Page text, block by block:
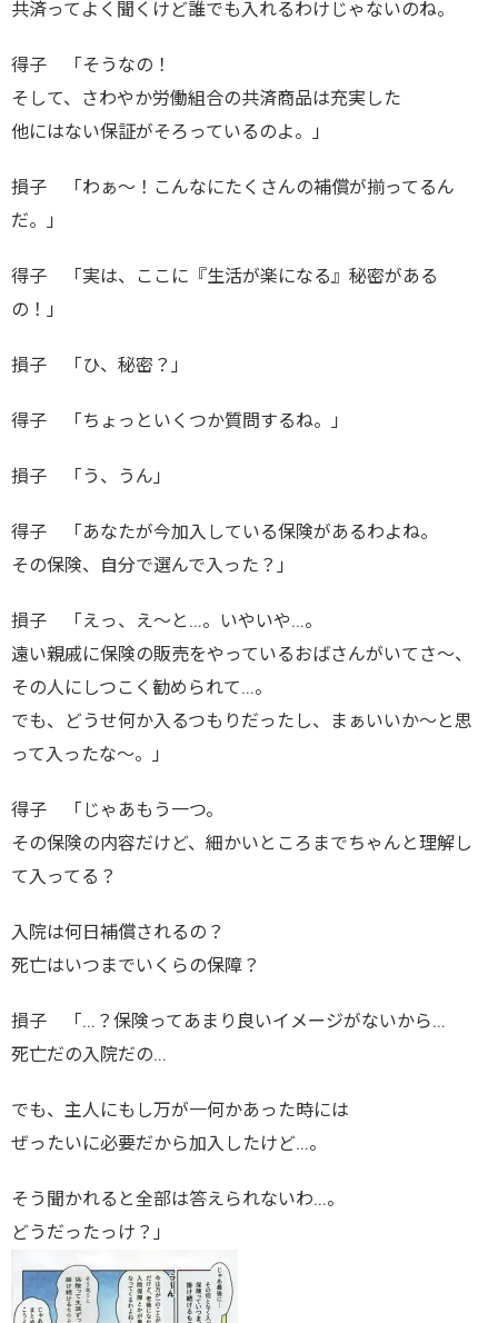
共済ってよく聞くけど誰でも入れるわけじゃないのね。
得子 「そうなの！
そして、さわやか労働組合の共済商品は充実した
他にはない保証がそろっているのよ。」
損子 「わぁ～！こんなにたくさんの補償が揃ってるん
だ。」
得子 「実は、ここに『生活が楽になる』秘密がある
の！」
損子 「ひ、秘密？」
得子 「ちょっといくつか質問するね。」
損子 「う、うん」
得子 「あなたが今加入している保険があるわよね。
その保険、自分で選んで入った？」
損子 「えっ、え～と…。いやいや…。
遠い親戚に保険の販売をやっているおばさんがいてさ～、
その人にしつこく勧められて…。
でも、どうせ何か入るつもりだったし、まぁいいか～と思
って入ったな～。」
得子 「じゃあもう一つ。
その保険の内容だけど、細かいところまでちゃんと理解し
て入ってる？
入院は何日補償されるの？
死亡はいつまでいくらの保障？
損子 「…？保険ってあまり良いイメージがないから…
死亡だの入院だの…
でも、主人にもし万が一何かあった時には
ぜったいに必要だから加入したけど…。
そう聞かれると全部は答えられないわ…。
どうだったっけ？」